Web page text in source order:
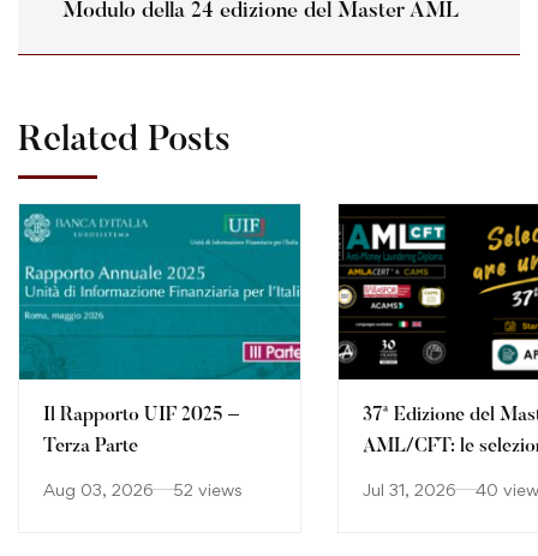
Modulo della 24 edizione del Master AML
Related Posts
Il Rapporto UIF 2025 –
Terza Parte
Aug 03, 2026 52 views
37ª Edizione del
AML/CFT: le
Jul 31, 2026 40